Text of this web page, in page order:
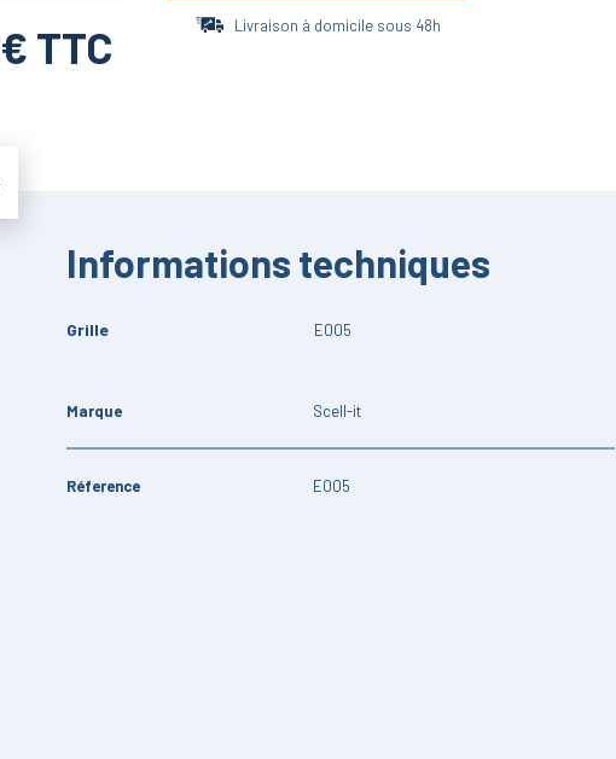
€ TTC Livraison à domicile sous 48h
Informations techniques
Grille E005
Marque Scell-it
Réference E005